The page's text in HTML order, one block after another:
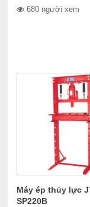
680 người xem
Máy ép thủy lực
SP220B